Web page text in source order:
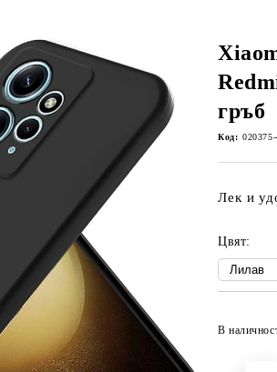
гръб
Код: 020375-
Лек и
Цвят:
В